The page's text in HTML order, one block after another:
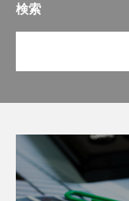
検索